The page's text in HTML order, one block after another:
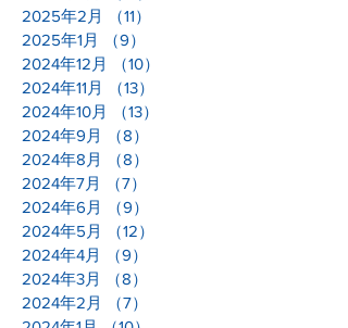
2025年2月
（11）
2025年1月
（9）
2024年12月
（10）
2024年11月
（13）
2024年10月
（13）
2024年9月
（8）
2024年8月
（8）
2024年7月
（7）
2024年6月
（9）
2024年5月
（12）
2024年4月
（9）
2024年3月
（8）
2024年2月
（7）